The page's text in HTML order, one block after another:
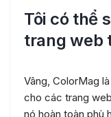
Tôi có thể
trang web
Vâng, ColorMag
cho các trang
nó hoàn toàn phù